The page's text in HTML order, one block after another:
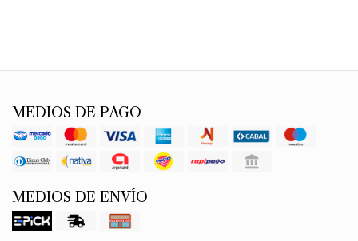
MEDIOS DE PAGO
MEDIOS DE ENVÍO